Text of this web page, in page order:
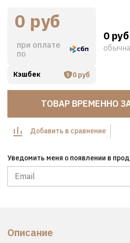
0 руб
при оплате
по
Кэшбек 0 руб
0 руб
ТОВАР ВРЕМЕННО
Добавить в сравнение
Уведомить меня о появлении в
Описание